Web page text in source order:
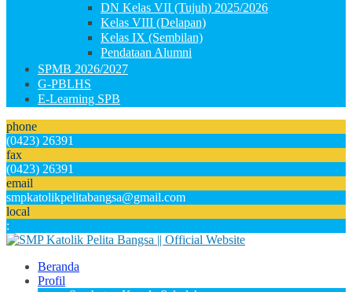
DN Kelas VII (Tujuh) 2025/2026
Kelas VIII (Delapan)
Kelas IX (Sembilan)
Pendataan Alumni
SPMB 2026/2027
G-PBLHS
E-Learning SPB
phone
(0423) 26391
fax
(0423) 26391
email
smpkatolikpelitabangsa@gmail.com
local
:
Beranda
Profil